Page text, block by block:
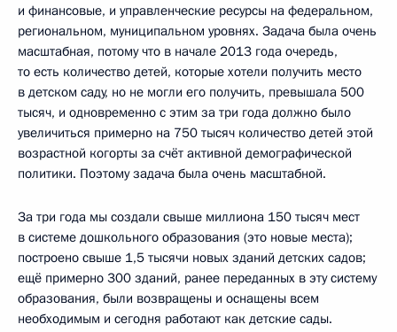
и финансовые, и управленческие ресурсы на федеральном,
региональном, муниципальном уровнях. Задача была очень
масштабная, потому что в начале 2013 года очередь,
то есть количество детей, которые хотели получить место
в детском саду, но не могли его получить, превышала 500
тысяч, и одновременно с этим за три года должно было
увеличиться примерно на 750 тысяч количество детей этой
возрастной когорты за счёт активной демографической
политики. Поэтому задача была очень масштабной.
За три года мы создали свыше миллиона 150 тысяч мест
в системе дошкольного образования (это новые места);
построено свыше 1,5 тысячи новых зданий детских садов;
ещё примерно 300 зданий, ранее переданных в эту систему
образования, были возвращены и оснащены всем
необходимым и сегодня работают как детские сады.